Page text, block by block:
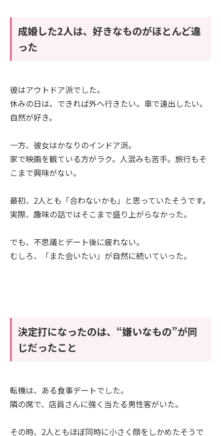
成婚した2人は、好きなものがほとんど違
った
彼はアウトドア派でした。
休みの日は、できれば外へ行きたい。車で遠出したい。
自然が好き。
一方、彼女はかなりのインドア派。
家で映画を観ている方がラク。人混みも苦手。旅行もそ
こまで興味がない。
最初、2人とも「合わないかも」と思っていたそうです。
実際、趣味の話ではそこまで盛り上がらなかった。
でも、不思議とデート後に疲れない。
むしろ、「また会いたい」が自然に続いていった。
決定打になったのは、“嫌いなもの”が同
じだったこと
転機は、ある食事デートでした。
隣の席で、店員さんに強く当たる男性客がいた。
その時、2人ともほぼ同時に小さく顔をしかめたそうで